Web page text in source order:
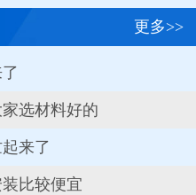
更多>>
选材料好的
来了
比较便宜